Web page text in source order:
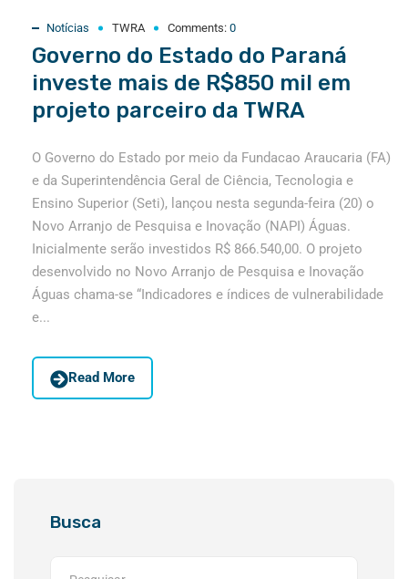
Notícias TWRA Comments: 0
Governo do Estado do Paraná
investe mais de R$850 mil em
projeto parceiro da TWRA
O Governo do Estado por meio da Fundacao Araucaria (FA)
e da Superintendência Geral de Ciência, Tecnologia e
Ensino Superior (Seti), lançou nesta segunda-feira (20) o
Novo Arranjo de Pesquisa e Inovação (NAPI) Águas.
Inicialmente serão investidos R$ 866.540,00. O projeto
desenvolvido no Novo Arranjo de Pesquisa e Inovação
Águas chama-se “Indicadores e índices de vulnerabilidade
e...
Read More
Busca